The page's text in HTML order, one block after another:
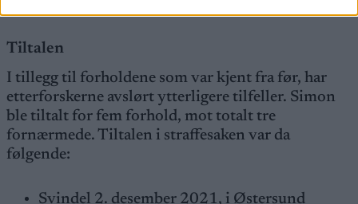
Tiltalen
I tillegg til forholdene som var kjent fra før, har
etterforskerne avslørt ytterligere tilfeller. Simon
ble tiltalt for fem forhold, mot totalt tre
fornærmede. Tiltalen i straffesaken var da
følgende:
Svindel 2. desember 2021, i Østersund